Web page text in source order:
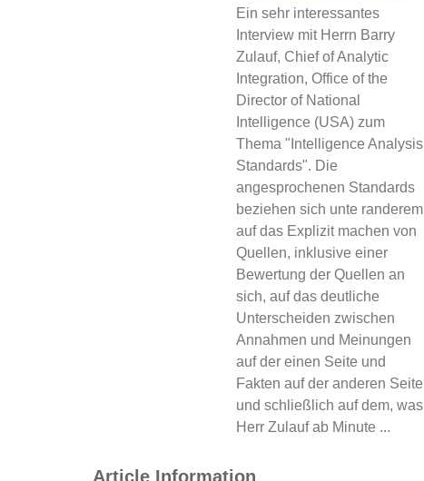
Ein sehr interessantes
Interview mit Herrn Barry
Zulauf, Chief of Analytic
Integration, Office of the
Director of National
Intelligence (USA) zum
Thema "Intelligence Analysis
Standards". Die
angesprochenen Standards
beziehen sich unte randerem
auf das Explizit machen von
Quellen, inklusive einer
Bewertung der Quellen an
sich, auf das deutliche
Unterscheiden zwischen
Annahmen und Meinungen
auf der einen Seite und
Fakten auf der anderen Seite
und schließlich auf dem, was
Herr Zulauf ab Minute ...
Article Information